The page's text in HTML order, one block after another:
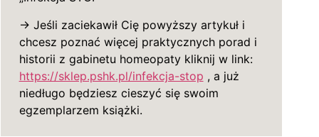
→ Jeśli zaciekawił Cię powyższy artykuł i
chcesz poznać więcej praktycznych porad i
historii z gabinetu homeopaty kliknij w link:
https://sklep.pshk.pl/infekcja-stop , a już
niedługo będziesz cieszyć się swoim
egzemplarzem książki.